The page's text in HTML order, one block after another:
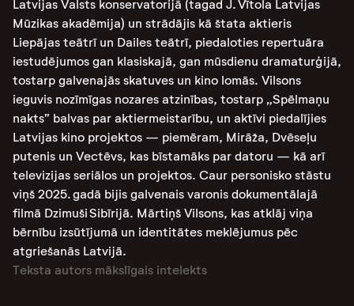
Latvijas Valsts konservatorijā (tagad J. Vītola Latvijas
Mūzikas akadēmija) un strādājis kā štata aktieris
Liepājas teātrī un Dailes teātrī, piedaloties repertuāra
iestudējumos gan klasiskajā, gan mūsdienu dramaturģijā,
tostarp galvenajās skatuves un kino lomās. Vilsons
ieguvis nozīmīgas nozares atzinības, tostarp „Spēlmaņu
nakts” balvas par aktiermeistarību, un aktīvi piedalījies
Latvijas kino projektos — piemēram, Mirāža, Dvēseļu
putenis un Vectēvs, kas bīstamāks par datoru — kā arī
televizijas seriālos un projektos. Caur personisko stāstu
viņš 2025. gadā bijis galvenais varonis dokumentālajā
filmā Dzimuši Sibīrijā. Mārtiņš Vilsons, kas atklāj viņa
bērnību izsūtījumā un identitātes meklējumus pēc
atgriešanās Latvijā.
Teksta autors mākslīgais intelekts